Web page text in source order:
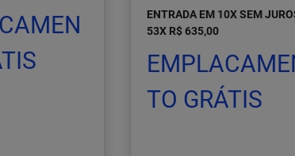
ENTRADA EM 10X SEM
53X R$ 635,00
TO GRÁTIS